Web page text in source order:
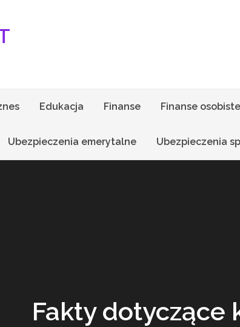
Edukacja Finanse Finanse osobiste
Ubezpieczenia emerytalne Ubezpieczenia
Fakty dotyczące